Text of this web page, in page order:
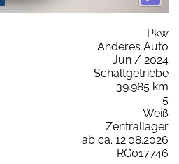
Pkw
Anderes Auto
Jun / 2024
Schaltgetriebe
39.985 km
5
Weiß
Zentrallager
ab ca. 12.08.2026
RG017746